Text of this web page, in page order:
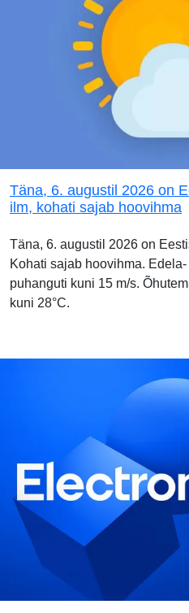
Täna, 6. augustil 2026 on
ilm, kohati sajab hoovihma
Täna, 6. augustil 2026 on
Kohati sajab hoovihma.
puhanguti kuni 15 m/s.
kuni 28°C.